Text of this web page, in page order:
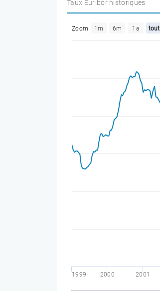
Taux Euribor historiques
Zoom 1m 6m 1a tout
1999 2000 2001